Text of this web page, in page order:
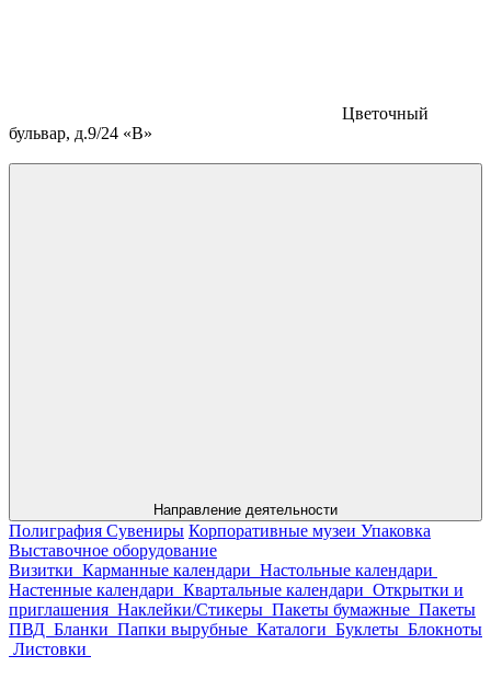
Цветочный
бульвар, д.9/24 «В»
Направление деятельности
Полиграфия Сувениры Корпоративные музеи Упаковка
Выставочное оборудование
Визитки Карманные календари Настольные календари
Настенные календари Квартальные календари Открытки и
приглашения Наклейки/Стикеры Пакеты бумажные Пакеты
ПВД Бланки Папки вырубные Каталоги Буклеты Блокноты
Листовки